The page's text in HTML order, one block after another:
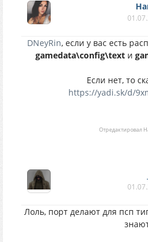
DNeyRin, если у вас есть
gamedata\config\textи
Если нет, то
https://yadi.sk/d/
Отредактировал
Лоль, порт делают для псп